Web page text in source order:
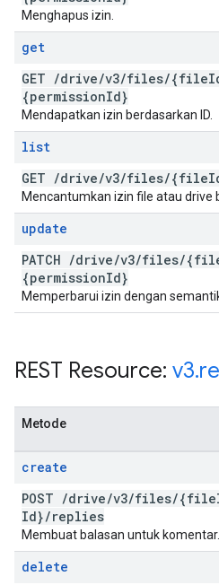
Menghapus izin.
get
GET /drive/v3/files/{file
{permissionId}
Mendapatkan izin berdasarkan ID.
list
GET /drive/v3/files/{file
Mencantumkan izin file atau drive
update
PATCH /drive/v3/files/
{permissionId}
Memperbarui izin dengan
REST Resource: v3.
Metode
create
POST /drive/v3/files/{file
Id}/replies
Membuat balasan untuk komentar.
delete